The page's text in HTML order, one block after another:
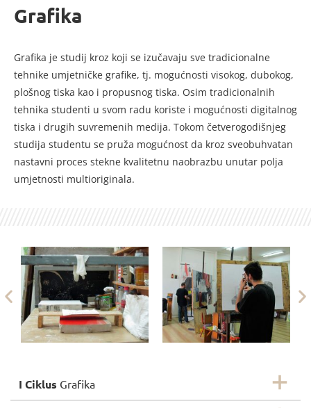
Grafika
Grafika je studij kroz koji se izučavaju sve tradicionalne
tehnike umjetničke grafike, tj. mogućnosti visokog, dubokog,
plošnog tiska kao i propusnog tiska. Osim tradicionalnih
tehnika studenti u svom radu koriste i mogućnosti digitalnog
tiska i drugih suvremenih medija. Tokom četverogodišnjeg
studija studentu se pruža mogućnost da kroz sveobuhvatan
nastavni proces stekne kvalitetnu naobrazbu unutar polja
umjetnosti multioriginala.
I Ciklus Grafika